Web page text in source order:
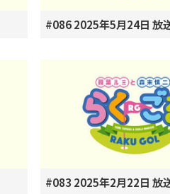
#086 2025年5月24日 放
#083 2025年2月22日 放